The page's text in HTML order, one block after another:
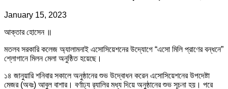
January 15, 2023
আক্তার হোসেন ॥
মতলব সরকারি কলেজ অ্যালামনাই এসোসিয়েশনের উদ্যোগে “এসো মিলি প্রাণের বন্ধনে”
শ্লোগানে মিলন মেলা অনুষ্ঠিত হয়েছে।
১৪ জানুয়ারি শনিবার সকালে অনুষ্ঠানের শুভ উদ্বোধন করেন এসোসিয়েশনের উপদেষ্টা
মেজর (অবঃ) আবুল বাশার। বর্ণাঢ্য র‌্যালির মধ্য দিয়ে অনুষ্ঠানের শুভ সূচনা হয়। পরে